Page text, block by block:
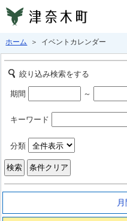
ホーム ＞ イベントカレンダー
絞り込み検索をする
期間 ～
キーワード
分類